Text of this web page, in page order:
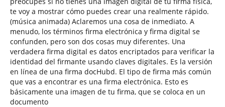
te voy a mostrar cómo puedes crear una realmente rápido.
(música animada) Aclaremos una cosa de inmediato. A
menudo, los términos firma electrónica y firma digital se
confunden, pero son dos cosas muy diferentes. Una
verdadera firma digital es datos encriptados para verificar la
identidad del firmante usando claves digitales. Es la versión
en línea de una firma docHubd. El tipo de firma más común
que vas a encontrar es una firma electrónica. Esto es
básicamente una imagen de tu firma, que se coloca en un
documento